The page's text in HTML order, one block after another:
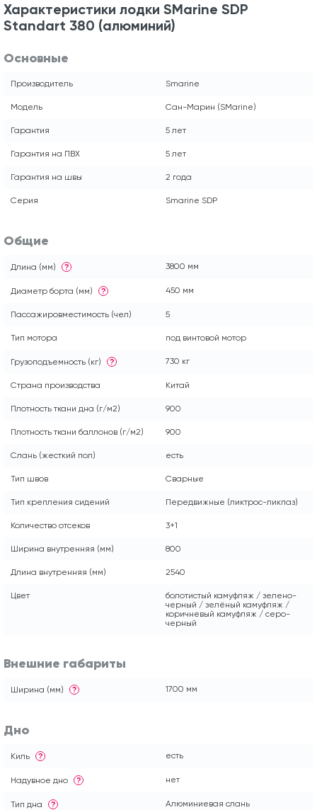
Характеристики лодки SMarine SDP
Standart 380 (алюминий)
Основные
Производитель Smarine
Модель Сан-Марин (SMarine)
Гарантия 5 лет
Гарантия на ПВХ 5 лет
Гарантия на швы 2 года
Серия Smarine SDP
Общие
Длина (мм) ? 3800 мм
Диаметр борта (мм) ? 450 мм
Пассажировместимость (чел) 5
Тип мотора под винтовой мотор
Грузоподъемность (кг) ? 730 кг
Страна производства Китай
Плотность ткани дна (г/м2) 900
Плотность ткани баллонов (г/м2) 900
Слань (жесткий пол) есть
Тип швов Сварные
Тип крепления сидений Передвижные (ликтрос-ликпаз)
Количество отсеков 3+1
Ширина внутренняя (мм) 800
Длина внутренняя (мм) 2540
Цвет
болотистый камуфляж / зелено-
черный / зелёный камуфляж /
коричневый камуфляж / серо-
черный
Внешние габариты
Ширина (мм) ? 1700 мм
Дно
Киль ? есть
Надувное дно ? нет
Тип дна ? Алюминиевая слань